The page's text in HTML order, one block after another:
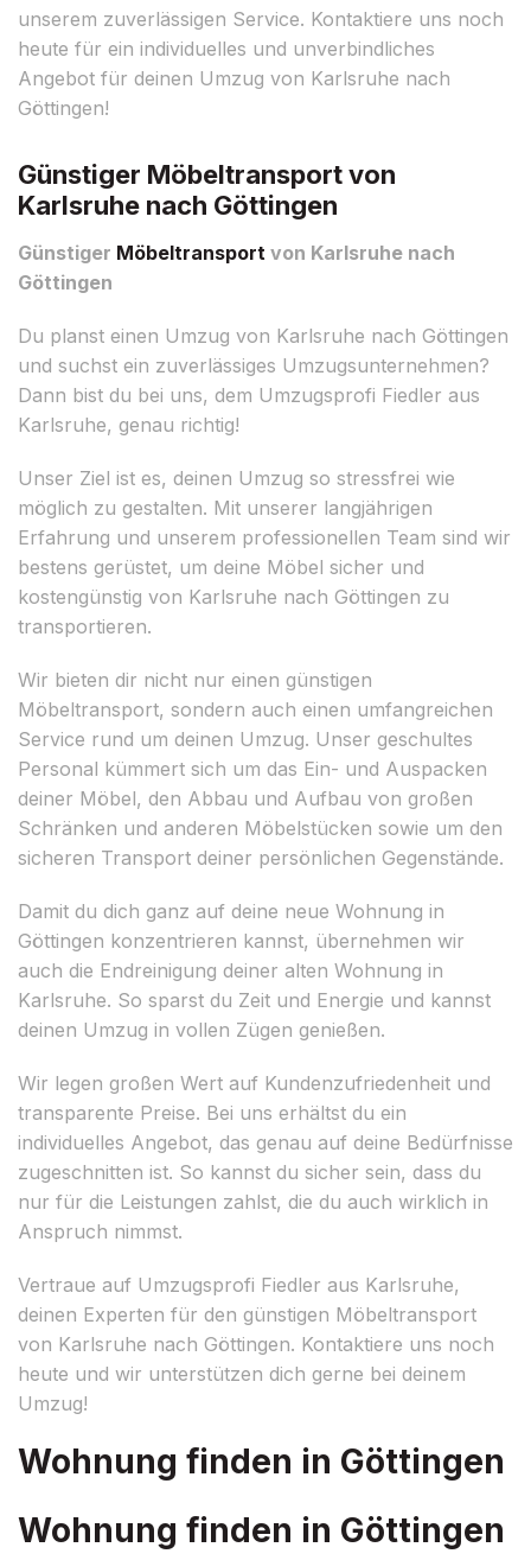
unserem zuverlässigen Service. Kontaktiere uns noch
heute für ein individuelles und unverbindliches
Angebot für deinen Umzug von Karlsruhe nach
Göttingen!
Günstiger Möbeltransport von
Karlsruhe nach Göttingen
Günstiger Möbeltransport von Karlsruhe nach
Göttingen
Du planst einen Umzug von Karlsruhe nach Göttingen
und suchst ein zuverlässiges Umzugsunternehmen?
Dann bist du bei uns, dem Umzugsprofi Fiedler aus
Karlsruhe, genau richtig!
Unser Ziel ist es, deinen Umzug so stressfrei wie
möglich zu gestalten. Mit unserer langjährigen
Erfahrung und unserem professionellen Team sind wir
bestens gerüstet, um deine Möbel sicher und
kostengünstig von Karlsruhe nach Göttingen zu
transportieren.
Wir bieten dir nicht nur einen günstigen
Möbeltransport, sondern auch einen umfangreichen
Service rund um deinen Umzug. Unser geschultes
Personal kümmert sich um das Ein- und Auspacken
deiner Möbel, den Abbau und Aufbau von großen
Schränken und anderen Möbelstücken sowie um den
sicheren Transport deiner persönlichen Gegenstände.
Damit du dich ganz auf deine neue Wohnung in
Göttingen konzentrieren kannst, übernehmen wir
auch die Endreinigung deiner alten Wohnung in
Karlsruhe. So sparst du Zeit und Energie und kannst
deinen Umzug in vollen Zügen genießen.
Wir legen großen Wert auf Kundenzufriedenheit und
transparente Preise. Bei uns erhältst du ein
individuelles Angebot, das genau auf deine Bedürfnisse
zugeschnitten ist. So kannst du sicher sein, dass du
nur für die Leistungen zahlst, die du auch wirklich in
Anspruch nimmst.
Vertraue auf Umzugsprofi Fiedler aus Karlsruhe,
deinen Experten für den günstigen Möbeltransport
von Karlsruhe nach Göttingen. Kontaktiere uns noch
heute und wir unterstützen dich gerne bei deinem
Umzug!
Wohnung finden in Göttingen
Wohnung finden in Göttingen